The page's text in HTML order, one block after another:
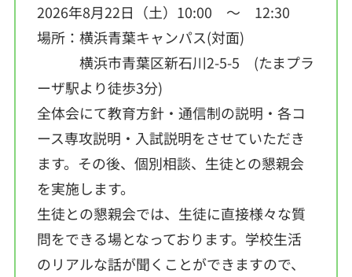
2026年8月22日（土）10:00 ～ 12:30
場所：横浜青葉キャンパス(対面)
横浜市青葉区新石川2-5-5 (たまプラ
ーザ駅より徒歩3分)
全体会にて教育方針・通信制の説明・各コ
ース専攻説明・入試説明をさせていただき
ます。その後、個別相談、生徒との懇親会
を実施します。
生徒との懇親会では、生徒に直接様々な質
問をできる場となっております。学校生活
のリアルな話が聞くことができますので、